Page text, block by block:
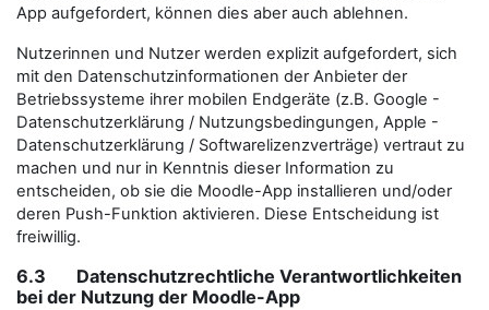
App aufgefordert, können dies aber auch ablehnen.
Nutzerinnen und Nutzer werden explizit aufgefordert, sich
mit den Datenschutzinformationen der Anbieter der
Betriebssysteme ihrer mobilen Endgeräte (z.B. Google -
Datenschutzerklärung / Nutzungsbedingungen, Apple -
Datenschutzerklärung / Softwarelizenzverträge) vertraut zu
machen und nur in Kenntnis dieser Information zu
entscheiden, ob sie die Moodle-App installieren und/oder
deren Push-Funktion aktivieren. Diese Entscheidung ist
freiwillig.
6.3 Datenschutzrechtliche Verantwortlichkeiten
bei der Nutzung der Moodle-App